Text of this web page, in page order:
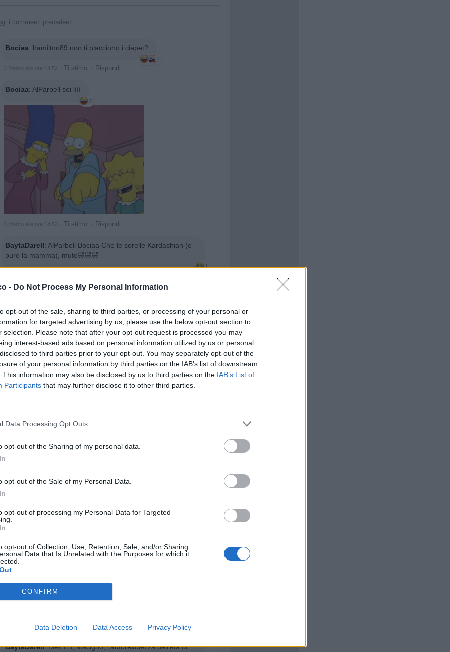
- Do Not Process My Personal Information
opt-out of the sale, sharing to third parties, or processing of your personal or
for targeted advertising by us, please use the below opt-out section to
selection. Please note that after your opt-out request is processed you may
interest-based ads based on personal information utilized by us or personal
to third parties prior to your opt-out. You may separately opt-out of the
of your personal information by third parties on the IAB’s list of downstream
This information may also be disclosed by us to third parties on the IAB’s List of
Participants that may further disclose it to other third parties.
Data Processing Opt Outs
opt-out of the Sharing of my personal data.
opt-out of the Sale of my Personal Data.
opt-out of processing my Personal Data for Targeted
opt-out of Collection, Use, Retention, Sale, and/or Sharing
Data that Is Unrelated with the Purposes for which it
CONFIRM
Data Deletion Data Access Privacy Policy
i commenti precedenti...
Bociaa: hamilton89 non ti piacciono i ciapet?
2
3 Marzo alle ore 14:52 Ti stimo Rispondi
Bociaa: AlParbell sei lììì
2
3 Marzo alle ore 14:53 Ti stimo Rispondi
BaytaDarell: AlParbell Bociaa Che le sorelle Kardashian (e
pure la mamma), mute🤣🤣🤣
1
Ecco Springfield come appare dallo spazio.
Da qualche parte in questa valle ventosa si trova la miniera
perduta dell'olandese.
Giovanotto, questa sembra una foto del tuo fondoschiena.
Addio, sfigati!
Oh! Questa è l'ultima volta che uso un piano di fuga ideato
da Milhouse.
Mi dispiace, Bart.
Animazione Peso Moderato (1.22 Mb)
3 Marzo alle ore 14:58
Blek
BaytaDarell ma pensa te se una signora con un anno
in più deve fare vedere certe cose😂😂😂😂😂😂
EbbeneSi: Forse è una lezione sulla fortuna?😅 arrivo😍
3 Marzo alle ore 15:11·Ti stimo ·Rispondi
BaytaDarell:Blek Eh, Macigno, l'autorevolezza dell'età or